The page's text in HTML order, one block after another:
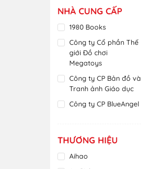
Indonesia
Philippines
Thái Lan
Tây Ban Nha
NHÀ CUNG CẤP
1980 Books
Công ty Cổ phần Thế
giới Đồ chơi
Megatoys
Công ty CP Bản đồ và
Tranh ảnh Giáo dục
Công ty CP BlueAngel
Phát triển Giáo dục
THƯƠNG HIỆU
Aihao